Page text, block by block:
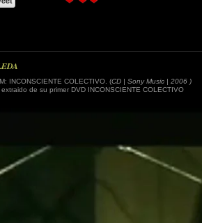
INCONSCIENTE COLECTIVO. (CD | Sony Music | 2006 )
de su primer DVD INCONSCIENTE COLECTIVO